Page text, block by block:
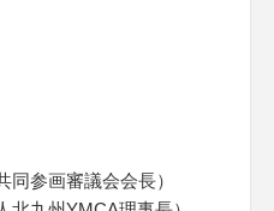
参画審議会会長）